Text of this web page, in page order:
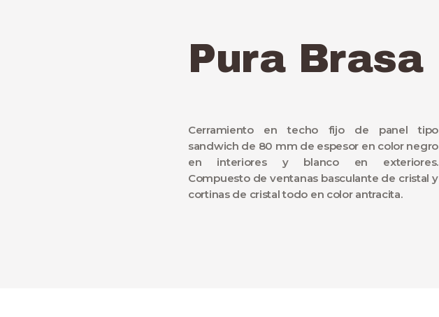
Pura Brasa
Cerramiento en techo fijo de panel tipo
sandwich de 80 mm de espesor en color negro
en interiores y blanco en exteriores.
Compuesto de ventanas basculante de cristal y
cortinas de cristal todo en color antracita.